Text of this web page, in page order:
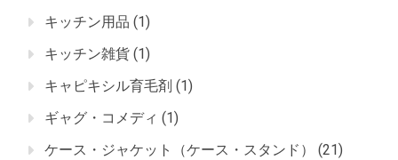
キッチン用品 (1)
キッチン雑貨 (1)
キャピキシル育毛剤 (1)
ギャグ・コメディ (1)
ケース・ジャケット（ケース・スタンド）
(21)